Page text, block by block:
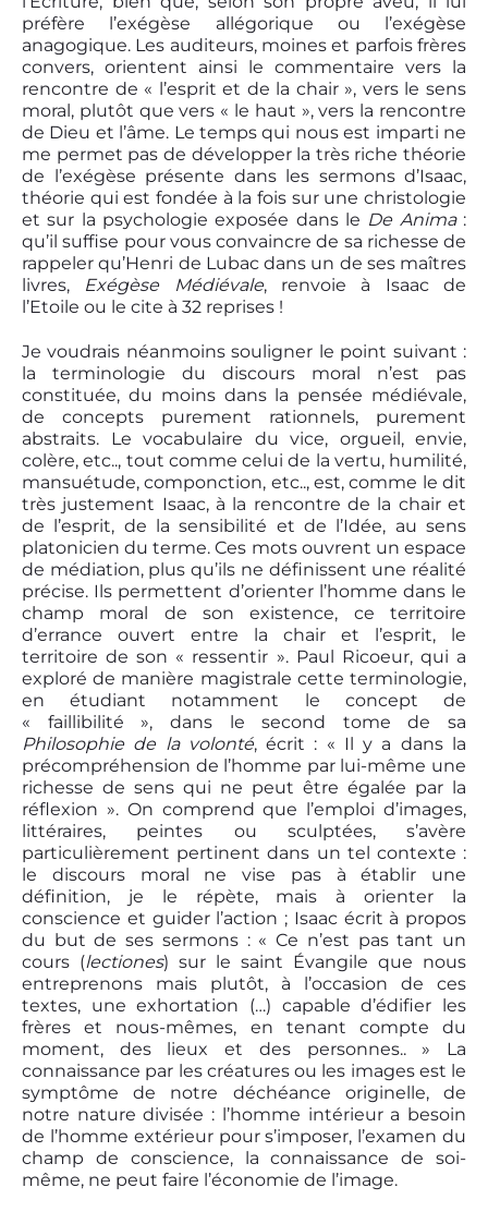
préfère l’exégèse allégorique ou l’exégèse
anagogique. Les auditeurs, moines et parfois frères
convers, orientent ainsi le commentaire vers la
rencontre de « l’esprit et de la chair », vers le sens
moral, plutôt que vers « le haut », vers la rencontre
de Dieu et l’âme. Le temps qui nous est imparti ne
me permet pas de développer la très riche théorie
de l’exégèse présente dans les sermons d’Isaac,
théorie qui est fondée à la fois sur une christologie
et sur la psychologie exposée dans le De Anima:
qu’il suffise pour vous convaincre de sa richesse de
rappeler qu’Henri de Lubac dans un de ses maîtres
livres, ExégèseMédiévale, renvoie à Isaac de
l’Etoile ou le cite à 32 reprises !
Je voudrais néanmoins souligner le point suivant :
la terminologie du discours moral n’est pas
constituée, du moins dans la pensée médiévale,
de concepts purement rationnels, purement
abstraits. Le vocabulaire du vice, orgueil, envie,
colère, etc.., tout comme celui de la vertu, humilité,
mansuétude, componction, etc.., est, comme le dit
très justement Isaac, à la rencontre de la chair et
de l’esprit, de la sensibilité et de l’Idée, au sens
platonicien du terme. Ces mots ouvrent un espace
de médiation, plus qu’ils ne définissent une réalité
précise. Ils permettent d’orienter l’homme dans le
champ moral de son existence, ce territoire
d’errance ouvert entre la chair et l’esprit, le
territoire de son « ressentir ». Paul Ricoeur, qui a
exploré de manière magistrale cette terminologie,
en étudiant notamment le concept de
« faillibilité », dans le second tome de sa
Philosophie de la volonté, écrit : « Il y a dans la
précompréhension de l’homme par lui-même une
richesse de sens qui ne peut être égalée par la
réflexion ». On comprend que l’emploi d’images,
littéraires, peintes ou sculptées, s’avère
particulièrement pertinent dans un tel contexte :
le discours moral ne vise pas à établir une
définition, je le répète, mais à orienter la
conscience et guider l’action ; Isaac écrit à propos
du but de ses sermons : « Ce n’est pas tant un
cours (lectiones) sur le saint Évangile que nous
entreprenons mais plutôt, à l’occasion de ces
textes, une exhortation (…) capable d’édifier les
frères et nous-mêmes, en tenant compte du
moment, des lieux et des personnes.. » La
connaissance par les créatures ou les images est le
symptôme de notre déchéance originelle, de
notre nature divisée : l’homme intérieur a besoin
de l’homme extérieur pour s’imposer, l’examen du
champ de conscience, la connaissance de soi-
même, ne peut faire l’économie de l’image.